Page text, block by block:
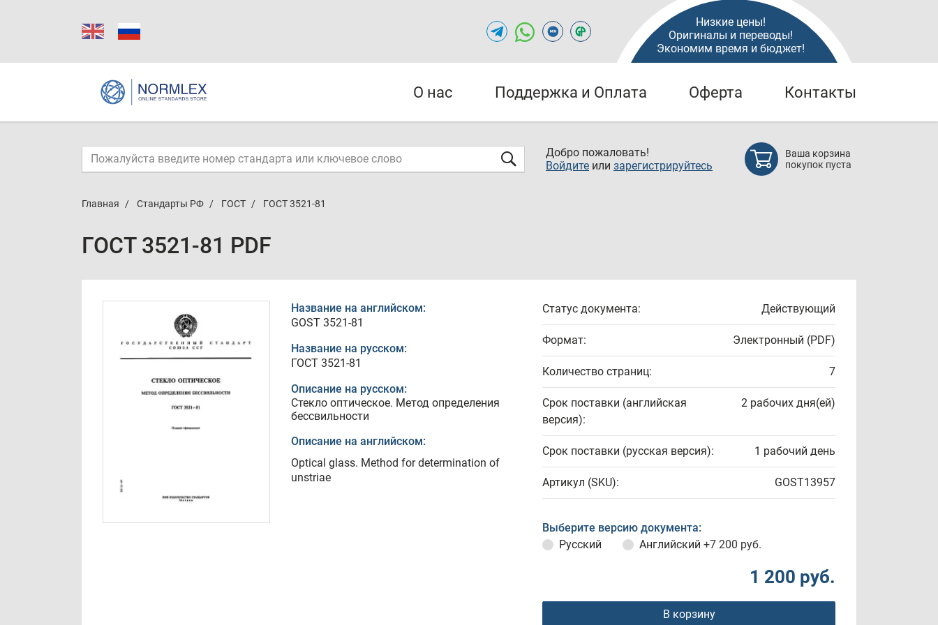
Низкие цены!
Оригиналы и переводы!
Экономим время и бюджет!
О нас Поддержка и Оплата Оферта Контакты
Добро пожаловать!
Войдите или зарегистрируйтесь
Ваша корзина
покупок пуста
Главная Стандарты РФ ГОСТ ГОСТ 3521-81
ГОСТ 3521-81 PDF
Название на английском:
GOST 3521-81
Название на русском:
ГОСТ 3521-81
Описание на русском:
Стекло оптическое. Метод определения
бессвильности
Описание на английском:
Optical glass. Method for determination of
unstriae
Статус документа: Действующий
Формат: Электронный (PDF)
Количество страниц: 7
Срок поставки (английская
версия):
2 рабочих дня(ей)
Срок поставки (русская версия): 1 рабочий день
Артикул (SKU): GOST13957
Выберите версию документа:
Русский
Английский +7 200 руб.
1 200 руб.
В корзину